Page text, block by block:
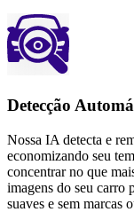
Detecção
Nossa IA detecta e
economizando seu
concentrar no que
imagens do seu carro
suaves e sem marcas